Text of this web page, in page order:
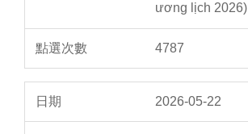
ương lịch 2026)
4787
2026-05-22